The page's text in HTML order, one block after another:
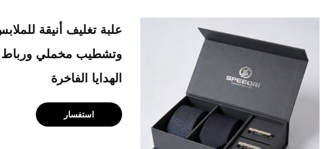
علبة تغليف أنيقة
وتشطيب مخملي
الهدايا الفاخرة
استفسار